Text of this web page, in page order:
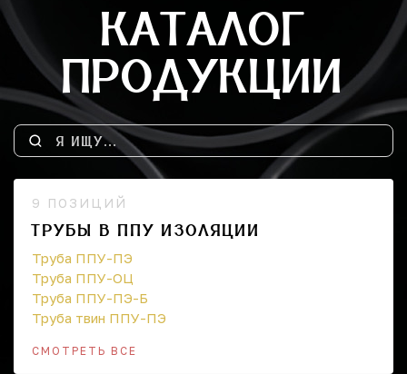
КАТАЛОГ
ПРОДУКЦИИ
9 ПОЗИЦИЙ
ТРУБЫ В ППУ ИЗОЛЯЦИИ
Труба ППУ-ПЭ
Труба ППУ-ОЦ
Труба ППУ-ПЭ-Б
Труба твин ППУ-ПЭ
СМОТРЕТЬ ВСЕ